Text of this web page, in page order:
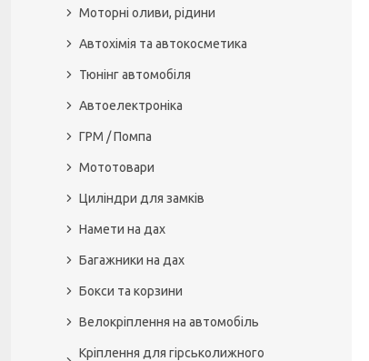
Моторні оливи, рідини
Автохімія та автокосметика
Тюнінг автомобіля
Автоелектроніка
ГРМ / Помпа
Мототовари
Циліндри для замків
Намети на дах
Багажники на дах
Бокси та корзини
Велокріплення на автомобіль
Кріплення для гірськолижного